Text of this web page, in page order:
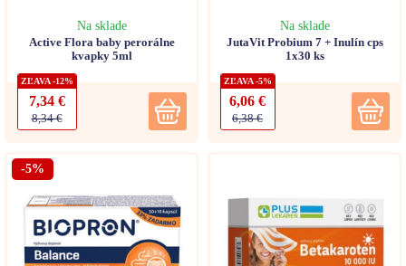
Na sklade
Active Flora baby perorálne
kvapky 5ml
ZĽAVA -12%
7,34 €
8,34 €
Na sklade
JutaVit Probium 7 + Inulín cps
1x30 ks
ZĽAVA -5%
6,06 €
6,38 €
-5%